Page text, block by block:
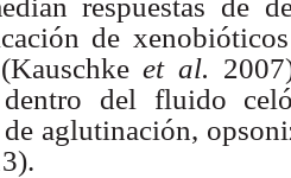
de xenobióticos
(Kauschkeet al.
dentro del fluido
aglutinación,